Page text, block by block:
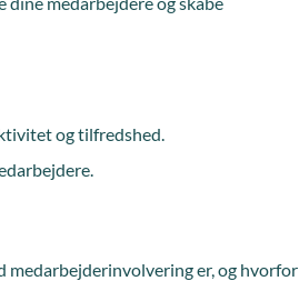
og tilfredshed.
medarbejderinvolvering er, og hvorfor